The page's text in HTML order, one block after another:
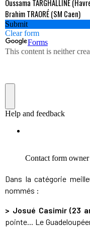
Dans la catégorie
nommés :
> Josué Casimir (23
pointe... Le